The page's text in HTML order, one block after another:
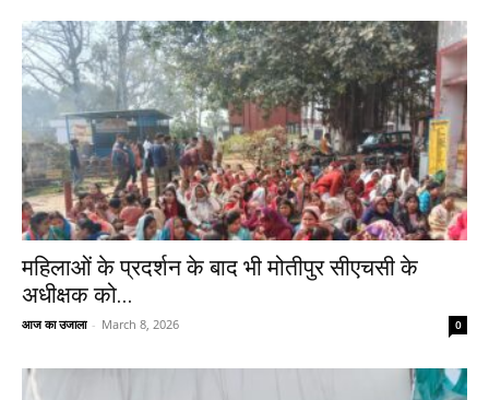
महिलाओं के प्रदर्शन के बाद भी मोतीपुर सीएचसी के
अधीक्षक को...
आज का उजाला - March 8, 2026 0